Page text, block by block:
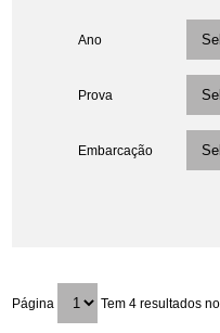
Ano
Prova
Embarcação
Página Tem 4 resultados no